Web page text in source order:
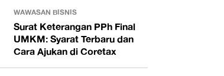
WAWASAN BISNIS
Surat Keterangan PPh Final
UMKM: Syarat Terbaru dan
Cara Ajukan di Coretax